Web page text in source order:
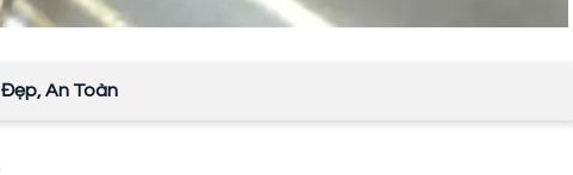
Đẹp, An Toàn